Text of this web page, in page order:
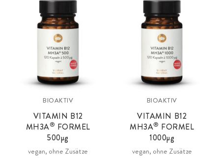
BIOAKTIV
VITAMIN B12
MH3A® FORMEL
500µg
vegan, ohne Zusätze
BIOAKTIV
VITAMIN B12
MH3A® FORMEL
1000µg
vegan, ohne Zusätze